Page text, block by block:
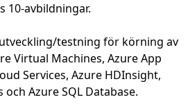
10-avbildningar.
testning för körning av
Virtual Machines, Azure App
Services, Azure HDInsight,
och Azure SQL Database.